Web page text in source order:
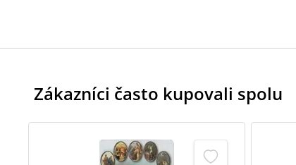
Zákazníci často kupovali spolu